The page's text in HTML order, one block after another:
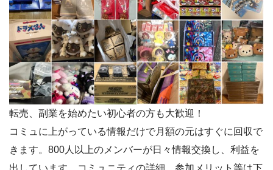
転売、副業を始めたい初心者の方も大歓迎！
コミュに上がっている情報だけで月額の元はすぐに回収で
きます。800人以上のメンバーが日々情報交換し、利益を